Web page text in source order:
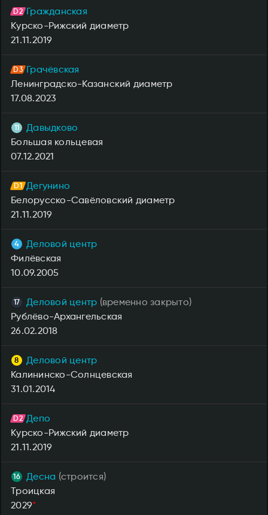
Гражданская
Курско-Рижский диаметр
21.11.2019
Грачёвская
Ленинградско-Казанский диаметр
17.08.2023
Давыдково
Большая кольцевая
07.12.2021
Дегунино
Белорусско-Савёловский диаметр
21.11.2019
Деловой центр
Филёвская
10.09.2005
Деловой центр (временно закрыто)
Рублёво-Архангельская
26.02.2018
Деловой центр
Калининско-Солнцевская
31.01.2014
Депо
Курско-Рижский диаметр
21.11.2019
Десна (строится)
Троицкая
2029*